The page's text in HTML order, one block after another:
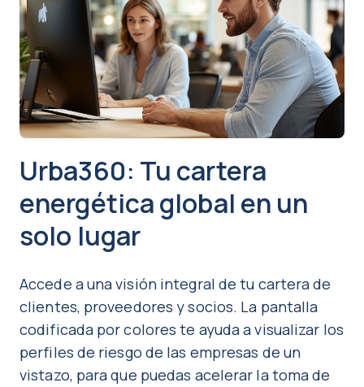
Urba360: Tu cartera
energética global en un
solo lugar
Accede a una visión integral de tu cartera de
clientes, proveedores y socios. La pantalla
codificada por colores te ayuda a visualizar los
perfiles de riesgo de las empresas de un
vistazo, para que puedas acelerar la toma de